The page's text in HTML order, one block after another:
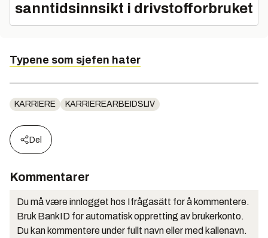
sanntidsinnsikt i drivstofforbruket
Typene som sjefen hater
KARRIERE KARRIEREARBEIDSLIV
Del
Kommentarer
Du må være innlogget hos Ifrågasätt for å kommentere.
Bruk BankID for automatisk oppretting av brukerkonto.
Du kan kommentere under fullt navn eller med kallenavn.